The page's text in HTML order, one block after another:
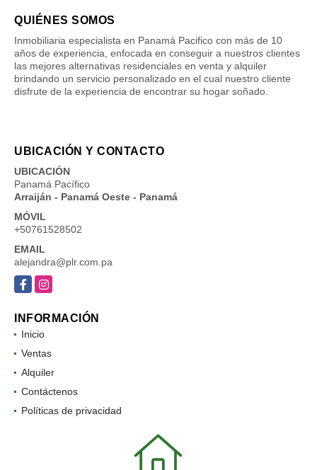
QUIÉNES SOMOS
Inmobiliaria especialista en Panamá Pacifico con más de 10
años de experiencia, enfocada en conseguir a nuestros clientes
las mejores alternativas residenciales en venta y alquiler
brindando un servicio personalizado en el cual nuestro cliente
disfrute de la experiencia de encontrar su hogar soñado.
UBICACIÓN Y CONTACTO
UBICACIÓN
Panamá Pacífico
Arraiján - Panamá Oeste - Panamá
MÓVIL
+50761528502
EMAIL
alejandra@plr.com.pa
FacebookInstagram
INFORMACIÓN
Inicio
Ventas
Alquiler
Contáctenos
Políticas de privacidad